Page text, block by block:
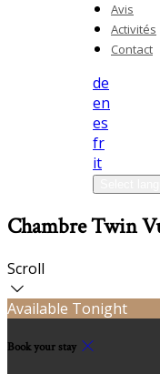
Avis
Activités
Contact
de
en
es
fr
it
Chambre Twin
Scroll
Available Tonight
Book your stay